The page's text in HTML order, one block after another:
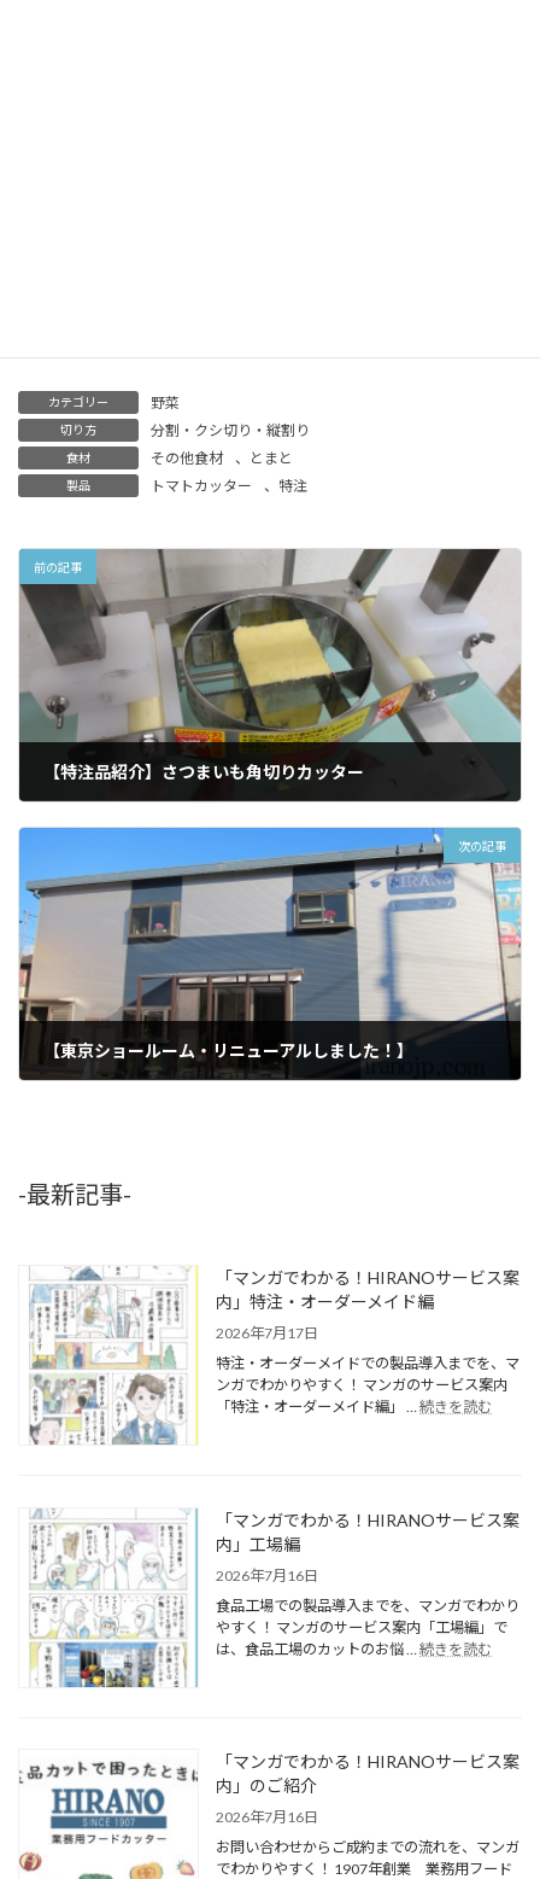
カテゴリー 野菜
切り方 分割・クシ切り・縦割り
食材 その他食材 、 とまと
製品 トマトカッター 、 特注
前の記事
【特注品紹介】さつまいも角切りカッター
次の記事
【東京ショールーム・リニューアルしました！】
-最新記事-
「マンガでわかる！HIRANOサービス案
内」特注・オーダーメイド編
2026年7月17日
特注・オーダーメイドでの製品導入までを、マ
ンガでわかりやすく！ マンガのサービス案内
「特注・オーダーメイド編」 …続きを読む
「マンガでわかる！HIRANOサービス案
内」工場編
2026年7月16日
食品工場での製品導入までを、マンガでわかり
やすく！ マンガのサービス案内「工場編」で
は、食品工場のカットのお悩 … 続きを読む
「マンガでわかる！HIRANOサービス案
内」のご紹介
2026年7月16日
お問い合わせからご成約までの流れを、マンガ
でわかりやすく！ 1907年創業 業務用フード